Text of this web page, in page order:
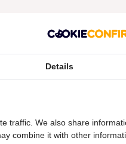
Details
traffic. We also share
combine it with other